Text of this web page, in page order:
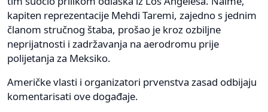
kapiten reprezentacije Mehdi Taremi, zajedno s jednim
članom stručnog štaba, prošao je kroz ozbiljne
neprijatnosti i zadržavanja na aerodromu prije
polijetanja za Meksiko.
Američke vlasti i organizatori prvenstva zasad odbijaju
komentarisati ove događaje.